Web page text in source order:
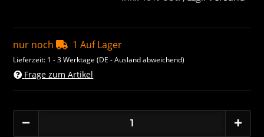
nur noch 1 Auf Lager
Lieferzeit: 1 - 3 Werktage(DE - Ausland abweichend)
Frage zum Artikel